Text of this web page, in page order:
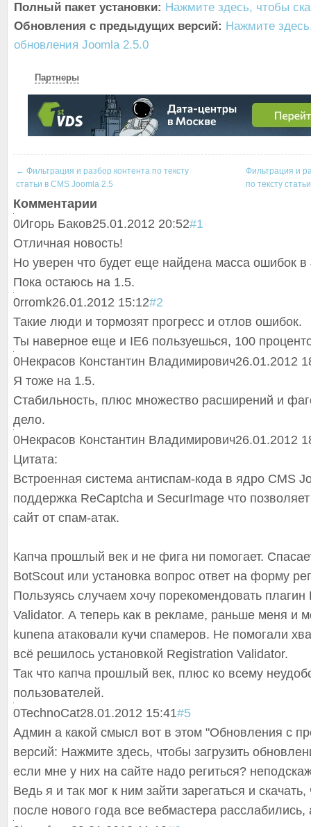
Полный пакет установки: Нажмите здесь, чтобы
Обновления с предыдущих версий: Нажмите
обновления Joomla 2.5.0
Партнеры
← Фильтрация и разбор контента по тексту
статьи в CMS Joomla 2.5
Фильтрация и
по тексту
Комментарии
0Игорь Баков25.01.2012 20:52#1
Отличная новость!
Но уверен что будет еще найдена масса ошибок в
Пока остаюсь на 1.5.
0rromk26.01.2012 15:12#2
Такие люди и тормозят прогресс и отлов ошибок.
Ты наверное еще и IE6 пользуешься, 100
0Некрасов Константин Владимирович26.01.2012
Я тоже на 1.5.
Стабильность, плюс множество расширений и
дело.
0Некрасов Константин Владимирович26.01.2012
Цитата:
Встроенная система антиспам-кода в ядро CMS
поддержка ReCaptcha и SecurImage что
сайт от спам-атак.
Капча прошлый век и не фига ни помогает.
BotScout или установка вопрос ответ на форму
Пользуясь случаем хочу порекомендовать плагин
Validator. А теперь как в рекламе, раньше меня и
kunena атаковали кучи спамеров. Не помогали
всё решилось установкой Registration Validator.
Так что капча прошлый век, плюс ко всему
пользователей.
0TechnoCat28.01.2012 15:41#5
Админ а какой смысл вот в этом "Обновления с
версий: Нажмите здесь, чтобы загрузить
если мне у них на сайте надо региться?
Ведь я и так мог к ним зайти зарегаться и
после нового года все вебмастера расслабились,